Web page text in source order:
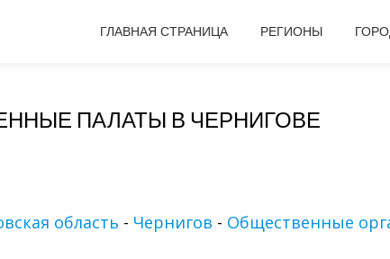
ГЛАВНАЯ СТРАНИЦА РЕГИОНЫ
ПАЛАТЫ В ЧЕРНИГОВЕ
область - Чернигов - Общественные